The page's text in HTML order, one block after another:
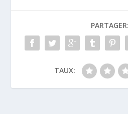
PARTAGER:
TAUX: